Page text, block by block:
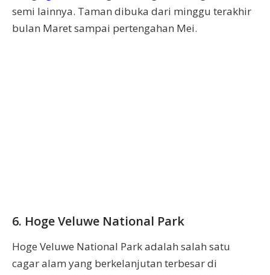
semi lainnya. Taman dibuka dari minggu terakhir
bulan Maret sampai pertengahan Mei.
6. Hoge Veluwe National Park
Hoge Veluwe National Park adalah salah satu
cagar alam yang berkelanjutan terbesar di